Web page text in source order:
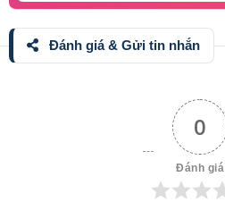
Đánh giá & Gửi tin nhắn
0
Đánh giá